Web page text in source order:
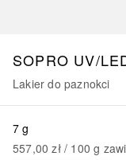
SOPRO UV/
Lakier do paznokci
7 g
557,00 zł / 100 g